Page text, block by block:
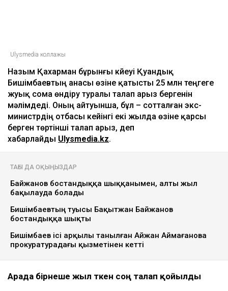
Ulysmedia коллажы
Назым Қахарман бұрынғы күйеуі Қуандық
Бишімбаевтың анасы өзіне қатысты 25 млн теңгеге
жуық сома өндіру туралы талап арыз бергенін
мәлімдеді. Оның айтуынша, бұл – сотталған экс-
министрдің отбасы кейінгі екі жылда өзіне қарсы
берген төртінші талап арыз, деп
хабарлайды Ulysmedia.kz.
ТАҒЫ ДА ОҚЫҢЫЗДАР
Байжанов бостандыққа шыққанымен, алты жыл
бақылауда болады
Бишімбаевтың туысы Бақытжан Байжанов
бостандыққа шықты
Бишімбаев ісі арқылы танылған Айжан Аймағанова
прокуратурадағы қызметінен кетті
Арада бірнеше жыл өткен соң талап қойылды